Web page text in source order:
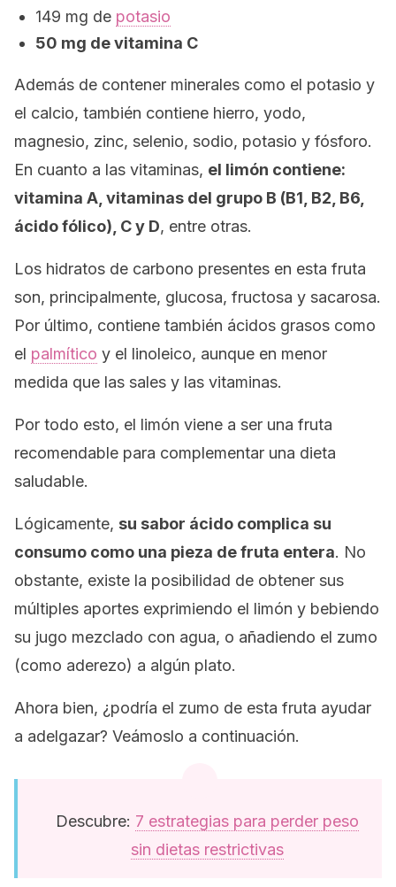
149 mg de potasio
50 mg de vitamina C
Además de contener minerales como el potasio y
el calcio, también contiene hierro, yodo,
magnesio, zinc, selenio, sodio, potasio y fósforo.
En cuanto a las vitaminas, el limón contiene:
vitamina A, vitaminas del grupo B (B1, B2, B6,
ácido fólico), C y D, entre otras.
Los hidratos de carbono presentes en esta fruta
son, principalmente, glucosa, fructosa y sacarosa.
Por último, contiene también ácidos grasos como
el palmítico y el linoleico, aunque en menor
medida que las sales y las vitaminas.
Por todo esto, el limón viene a ser una fruta
recomendable para complementar una dieta
saludable.
Lógicamente, su sabor ácido complica su
consumo como una pieza de fruta entera. No
obstante, existe la posibilidad de obtener sus
múltiples aportes exprimiendo el limón y bebiendo
su jugo mezclado con agua, o añadiendo el zumo
(como aderezo) a algún plato.
Ahora bien, ¿podría el zumo de esta fruta ayudar
a adelgazar? Veámoslo a continuación.
Descubre: 7 estrategias para perder peso
sin dietas restrictivas